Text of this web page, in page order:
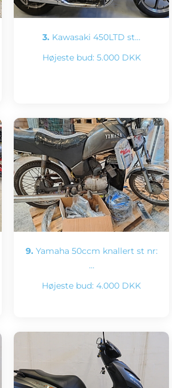
3. Kawasaki 450LTD st…
Højeste bud: 5.000 DKK
9. Yamaha 50ccm knallert st nr:
…
Højeste bud: 4.000 DKK